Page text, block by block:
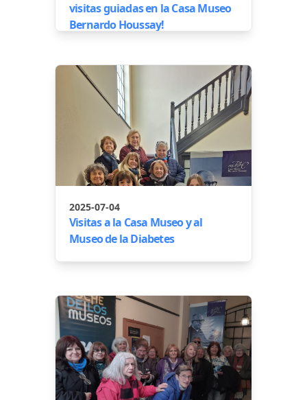
visitas guiadas en la Casa Museo
Bernardo Houssay!
2025-07-04
Visitas a la Casa Museo y al
Museo de la Diabetes